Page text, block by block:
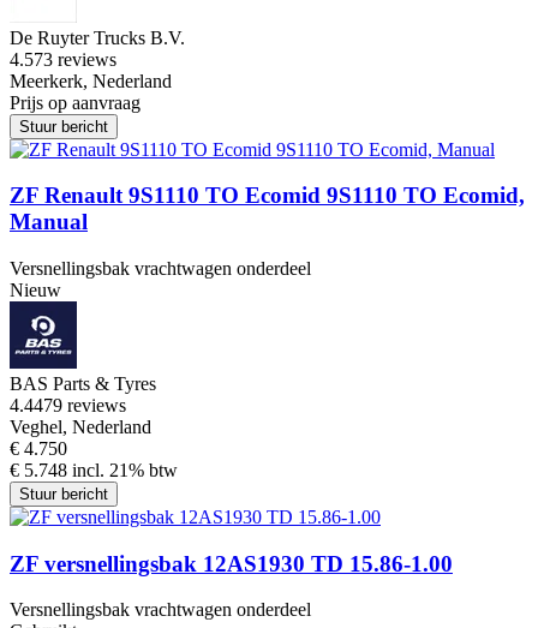
De Ruyter Trucks B.V.
4.573 reviews
Meerkerk, Nederland
Prijs op aanvraag
Stuur bericht
ZF Renault 9S1110 TO Ecomid 9S1110 TO Ecomid,
Manual
Versnellingsbak vrachtwagen onderdeel
Nieuw
BAS Parts & Tyres
4.4479 reviews
Veghel, Nederland
€ 4.750
€ 5.748 incl. 21% btw
Stuur bericht
ZF versnellingsbak 12AS1930 TD 15.86-1.00
Versnellingsbak vrachtwagen onderdeel